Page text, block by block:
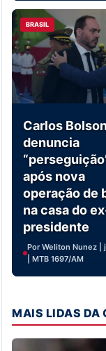
BRASIL
Carlos
denuncia
após nova
operação de
na casa do
presidente
Por Weliton Nunez |
| MTB 1697/AM
MAIS LIDAS DA